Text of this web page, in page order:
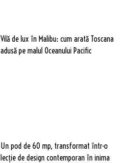
Vilă de lux în Malibu: cum arată Toscana
adusă pe malul Oceanului Pacific
Un pod de 60 mp, transformat într-o
lecție de design contemporan în inima